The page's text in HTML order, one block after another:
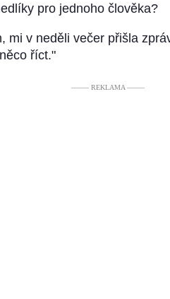
pro jednoho člověka?
mi v neděli večer přišla
říct."
––––– REKLAMA –––––